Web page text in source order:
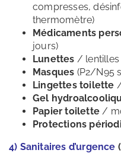
compresses,
thermomètre)
Médicaments
jours)
Lunettes / lentilles
Masques (P2/N95
Lingettes toilette
Gel
Papier toilette/
Protections
4) Sanitaires d’urgence